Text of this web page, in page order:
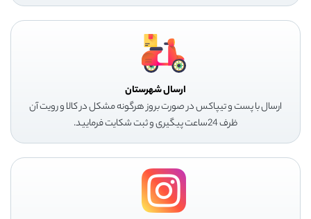
ارسال شهرستان
ارسال با پست و تیپاکس در صورت بروز هرگونه مشکل در کالا و رویت آن
ظرف 24ساعت پیگیری و ثبت شکایت فرمایید.